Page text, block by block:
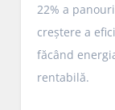
22% a
creștere a
făcând
rentabilă.